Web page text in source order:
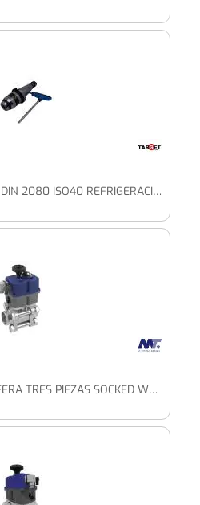
PORTABROCAS COGIDA DIN 2080 ISO40 REFRIGERACION A
53291120 VÁLVULA ESFERA TRES PIEZAS SOCKED WELD PASO TOTAL CON PLETINA ISO Y ACTUADOR ELÉCTRICO BAJO VOLTAJE